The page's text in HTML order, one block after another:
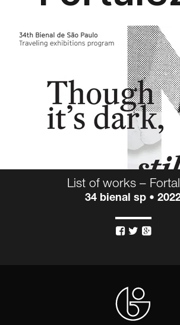
List of works –
34 bienal sp •
  